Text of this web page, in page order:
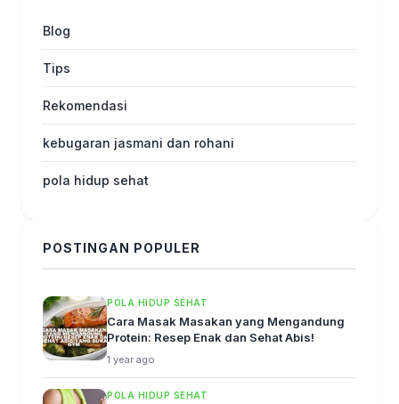
Blog
Tips
Rekomendasi
kebugaran jasmani dan rohani
pola hidup sehat
POSTINGAN POPULER
POLA HIDUP SEHAT
Cara Masak Masakan yang Mengandung
Protein: Resep Enak dan Sehat Abis!
1 year ago
POLA HIDUP SEHAT